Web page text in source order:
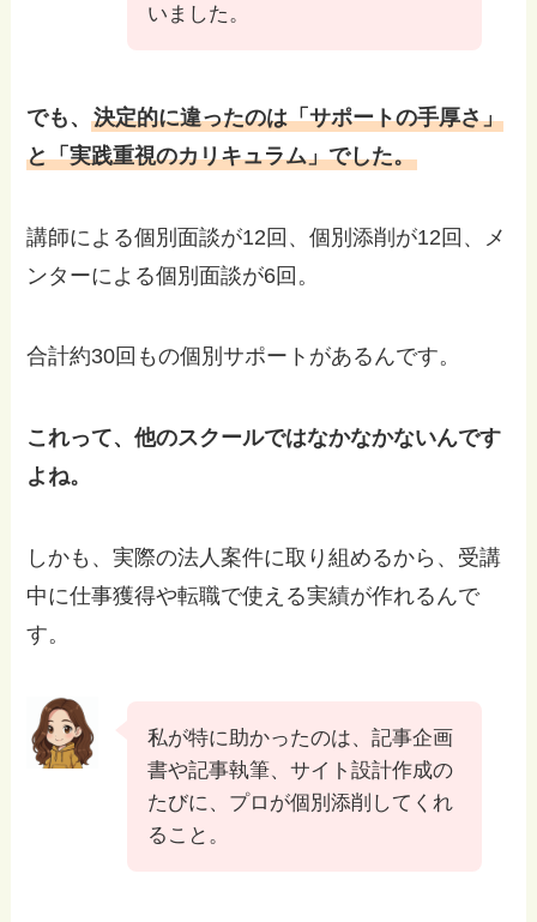
いました。
でも、決定的に違ったのは「サポートの手厚さ」
と「実践重視のカリキュラム」でした。
講師による個別面談が12回、個別添削が12回、メ
ンターによる個別面談が6回。
合計約30回もの個別サポートがあるんです。
これって、他のスクールではなかなかないんです
よね。
しかも、実際の法人案件に取り組めるから、受講
中に仕事獲得や転職で使える実績が作れるんで
す。
私が特に助かったのは、記事企画
書や記事執筆、サイト設計作成の
たびに、プロが個別添削してくれ
ること。